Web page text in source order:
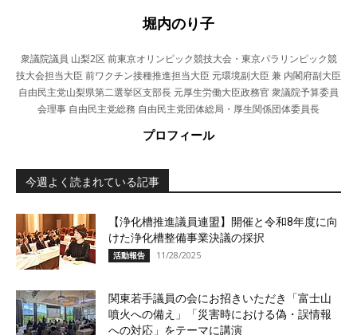
堀内のり子
衆議院議員 山梨2区 前東京オリンピック競技大会・東京パラリンピック競
技大会担当大臣 前ワクチン接種推進担当大臣 元環境副大臣 兼 内閣府副大臣
自由民主党山梨県第二選挙区支部長 元厚生労働大臣政務官 衆議院予算委員
会理事 自由民主党総務 自由民主党団体総局・厚生関係団体委員長
プロフィール
今週よく読まれている記事
【浄化槽推進議員連盟】開催と令和8年度に向
けた浄化槽整備事業決議の採択
活動報告 11/28/2025
関東若手議員の会にお招きいただき「富士山
噴火への備え」「災害時における偽・誤情報
への対応」をテーマに講演